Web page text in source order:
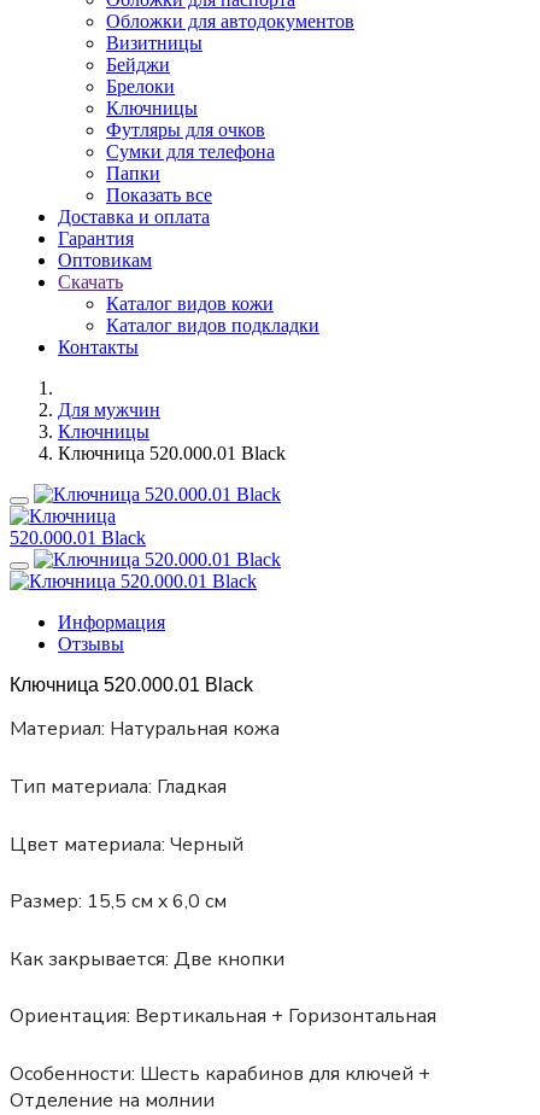
Обложки для автодокументов
Визитницы
Бейджи
Брелоки
Ключницы
Футляры для очков
Сумки для телефона
Папки
Показать все
Доставка и оплата
Гарантия
Оптовикам
Скачать
Каталог видов кожи
Каталог видов подкладки
Контакты
Для мужчин
Ключницы
Ключница 520.000.01 Black
Информация
Отзывы
Ключница 520.000.01 Black
Материал: Натуральная кожа
Тип материала: Гладкая
Цвет материала: Черный
Размер: 15,5 см x 6,0 см
Как закрывается: Две кнопки
Ориентация: Вертикальная + Горизонтальная
Особенности: Шесть карабинов для ключей +
Отделение на молнии